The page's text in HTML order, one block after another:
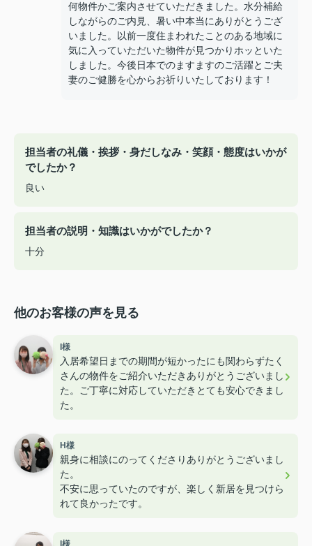
何物件かご案内させていただきました。水分補給
しながらのご内見、暑い中本当にありがとうござ
いました。以前一度住まわれたことのある地域に
気に入っていただいた物件が見つかりホッといた
しました。今後日本でのますますのご活躍とご夫
妻のご健勝を心からお祈りいたしております！
担当者の礼儀・挨拶・身だしなみ・笑顔・態度はいかが
でしたか？
良い
担当者の説明・知識はいかがでしたか？
十分
他のお客様の声を見る
I様
入居希望日までの期間が短かったにも関わらずたく
さんの物件をご紹介いただきありがとうございまし
た。ご丁寧に対応していただきとても安心できまし
た。
H様
親身に相談にのってくださりありがとうございまし
た。
不安に思っていたのですが、楽しく新居を見つけら
れて良かったです。
I様